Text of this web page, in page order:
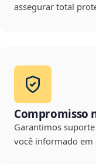
assegurar total
Compromisso
Garantimos
você informado em